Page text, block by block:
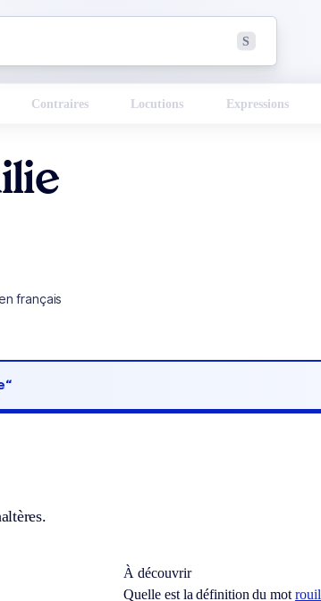
S
Contraires Locutions Expressions
français
À découvrir
Quelle est la définition du mot